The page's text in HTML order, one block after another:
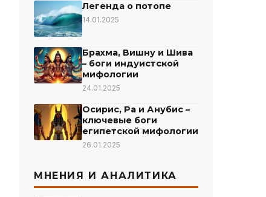
Легенда о потопе
14.01.2025
Брахма, Вишну и Шива
– боги индуистской
мифологии
24.01.2025
Осирис, Ра и Анубис –
ключевые боги
египетской мифологии
26.01.2025
МНЕНИЯ И АНАЛИТИКА